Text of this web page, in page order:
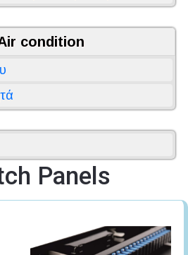
condition
Panels